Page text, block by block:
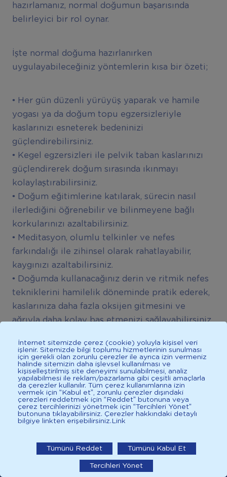
hazırlamanız, normal doğumun başarısında
belirleyici bir rol oynar.
İşte normal doğuma hazırlanırken
uygulayabileceğiniz yöntemlerin kısa bir özeti;
• Her gün düzenli yürüyüş yaparak ve hamile
yogası ya da doğum topu egzersizleriyle
kaslarınızı esneterek bedeninizi
güçlendirebilirsiniz.
• Kegel egzersizleri ile pelvik taban kaslarınızı
güçlendirerek doğum sırasında ıkınmayı
kolaylaştırabilirsiniz.
• Doğum eğitimlerine katılarak, sürecin nasıl
ilerlediğini öğrenebilir ve bilinmeyene bağlı
korkularınızı azaltabilirsiniz.
• Meditasyon, olumlu telkinler ve nefes
farkındalığı ile zihinsel olarak rahatlayabilir,
kaygınızı azaltabilirsiniz.
• Doğumda kullanacağınız derin ve ritmik nefes
tekniklerini hamilelik döneminde pratik ederek,
kaslarınıza daha fazla oksijen gitmesini ve
ağrıyla daha kolay baş etmenizi sağlayabilirsiniz.
yaparak doğum kanalının esnemesine destek
olabilirsiniz.
• Protein, demir ve sıvı açısından zengin
beslenerek enerjinizi yüksek tutabilir ve
doğuma daha güçlü hazırlanabilirsiniz.
• Doğumda sırt üstü yatmak yerine, çömelme,
pozisyonları tercih ederek bebeğinizin
ilerlemesini kolaylaştırabilirsiniz.
• Yanınızda size güven veren bir eş, ebe
İlkadımlarım'ı uygulamada
aç
İnternet sitemizde çerez (cookie) yoluyla kişisel veri
işlenir. Sitemizde bilgi toplumu hizmetlerinin sunulması
için gerekli olan zorunlu çerezler ile ayrıca izin vermeniz
halinde sitemizin daha işlevsel kullanılması ve
kişiselleştirilmiş site deneyimi sunulabilmesi, analiz
yapılabilmesi ile reklam/pazarlama gibi çeşitli amaçlarla
da çerezler kullanılır. Tüm çerez kullanımlarına izin
vermek için “Kabul et”, zorunlu çerezler dışındaki
çerezleri reddetmek için “Reddet” butonuna veya
çerez tercihlerinizi yönetmek için “Tercihleri Yönet”
butonuna tıklayabilirsiniz. Çerezler hakkındaki detaylı
bilgiye linkten erişebilirsiniz. Link
Tümünü Reddet Tümünü Kabul Et
Tercihleri Yönet